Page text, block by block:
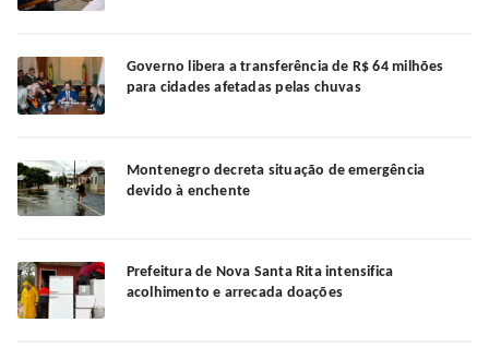
Governo libera a transferência de R$ 64 milhões
para cidades afetadas pelas chuvas
Montenegro decreta situação de emergência
devido à enchente
Prefeitura de Nova Santa Rita intensifica
acolhimento e arrecada doações